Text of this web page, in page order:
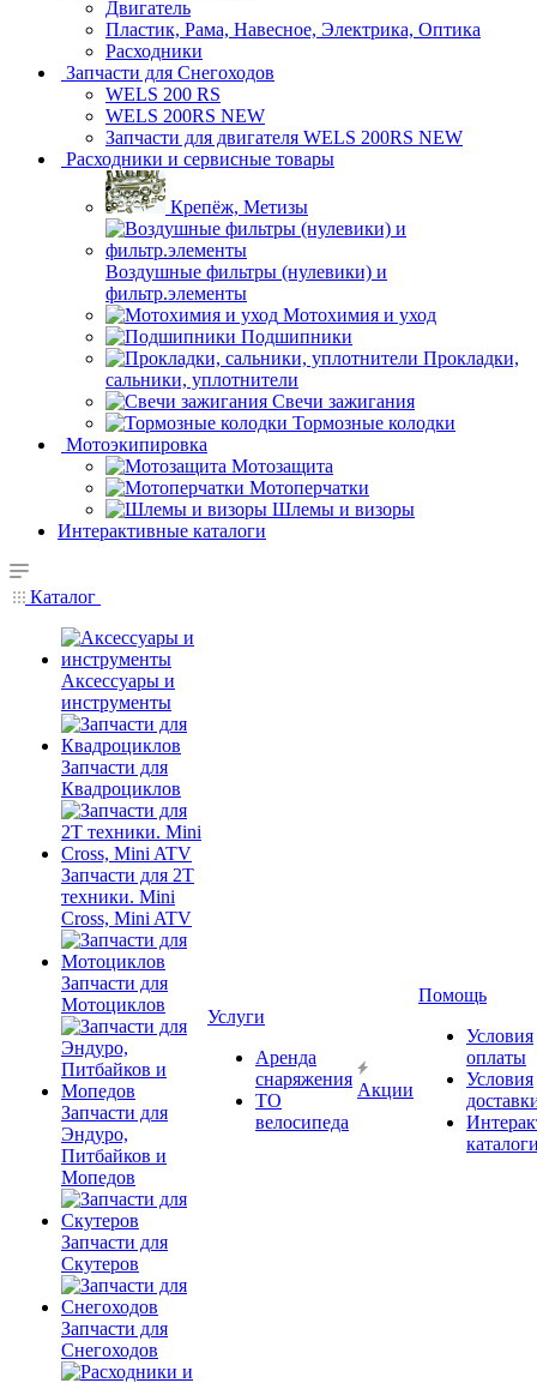
Двигатель
Пластик, Рама, Навесное, Электрика, Оптика
Расходники
Запчасти для Снегоходов
WELS 200 RS
WELS 200RS NEW
Запчасти для двигателя WELS 200RS NEW
Расходники и сервисные товары
Крепёж, Метизы
Воздушные фильтры (нулевики) и
фильтр.элементы
Мотохимия и уход
Подшипники
Прокладки,
сальники, уплотнители
Свечи зажигания
Тормозные колодки
Мотоэкипировка
Мотозащита
Мотоперчатки
Шлемы и визоры
Интерактивные каталоги
Каталог
Аксессуары и
инструменты
Запчасти для
Квадроциклов
Запчасти для 2T
техники. Mini
Cross, Mini ATV
Запчасти для
Мотоциклов
Запчасти для
Эндуро,
Питбайков и
Мопедов
Запчасти для
Скутеров
Запчасти для
Снегоходов
Услуги
Аренда
снаряжения
ТО
велосипеда
Акции
Помощь
Условия
оплаты
Условия